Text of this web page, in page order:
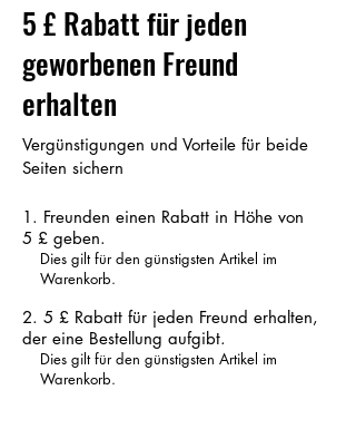
5 £ Rabatt für jeden
geworbenen Freund
erhalten
Vergünstigungen und Vorteile für beide
Seiten sichern
Freunden einen Rabatt in Höhe von
5 £ geben.
Dies gilt für den günstigsten Artikel im
Warenkorb.
5 £ Rabatt für jeden Freund erhalten,
der eine Bestellung aufgibt.
Dies gilt für den günstigsten Artikel im
Warenkorb.